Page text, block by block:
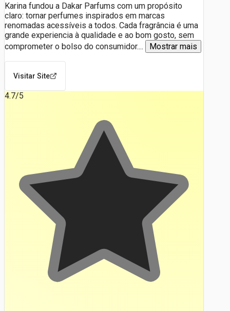
Karina fundou a Dakar Parfums com um propósito
claro: tornar perfumes inspirados em marcas
renomadas acessíveis a todos. Cada fragrância é uma
grande experiencia à qualidade e ao bom gosto, sem
comprometer o bolso do consumidor.... Mostrar mais
Visitar Site
4.7/5